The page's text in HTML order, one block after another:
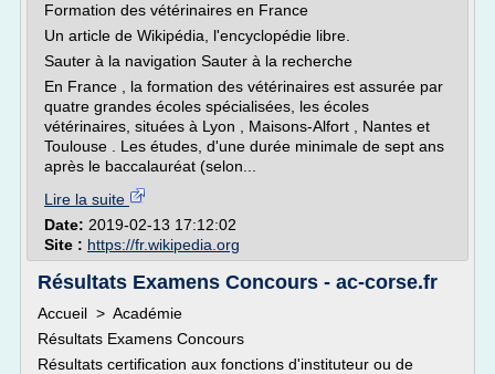
Formation des vétérinaires en France
Un article de Wikipédia, l'encyclopédie libre.
Sauter à la navigation Sauter à la recherche
En France , la formation des vétérinaires est assurée par
quatre grandes écoles spécialisées, les écoles
vétérinaires, situées à Lyon , Maisons-Alfort , Nantes et
Toulouse . Les études, d'une durée minimale de sept ans
après le baccalauréat (selon...
Lire la suite
Date: 2019-02-13 17:12:02
Site : https://fr.wikipedia.org
Résultats Examens Concours - ac-corse.fr
Accueil > Académie
Résultats Examens Concours
Résultats certification aux fonctions d'instituteur ou de